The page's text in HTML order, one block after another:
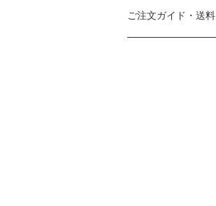
ご注文ガイド・送料